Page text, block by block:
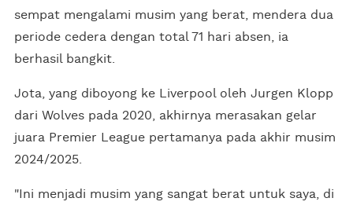
sempat mengalami musim yang berat, mendera dua
periode cedera dengan total 71 hari absen, ia
berhasil bangkit.
Jota, yang diboyong ke Liverpool oleh Jurgen Klopp
dari Wolves pada 2020, akhirnya merasakan gelar
juara Premier League pertamanya pada akhir musim
2024/2025.
"Ini menjadi musim yang sangat berat untuk saya, di